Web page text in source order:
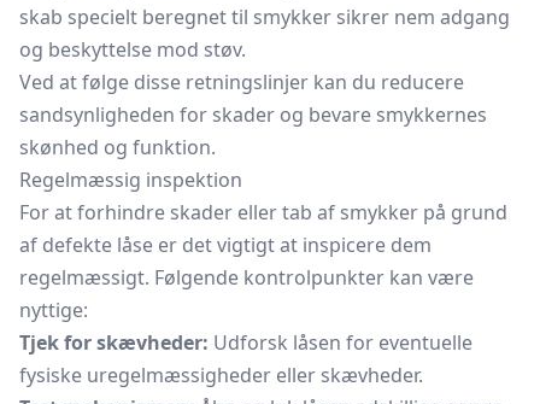
skab specielt beregnet til smykker sikrer nem adgang
og beskyttelse mod støv.
Ved at følge disse retningslinjer kan du reducere
sandsynligheden for skader og bevare smykkernes
skønhed og funktion.
Regelmæssig inspektion
For at forhindre skader eller tab af smykker på grund
af defekte låse er det vigtigt at inspicere dem
regelmæssigt. Følgende kontrolpunkter kan være
nyttige:
Tjek for skævheder: Udforsk låsen for eventuelle
fysiske uregelmæssigheder eller skævheder.